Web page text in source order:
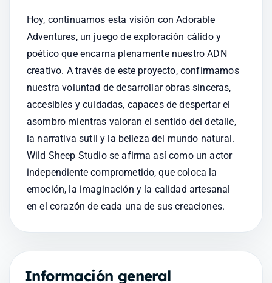
Hoy, continuamos esta visión con Adorable
Adventures, un juego de exploración cálido y
poético que encarna plenamente nuestro ADN
creativo. A través de este proyecto, confirmamos
nuestra voluntad de desarrollar obras sinceras,
accesibles y cuidadas, capaces de despertar el
asombro mientras valoran el sentido del detalle,
la narrativa sutil y la belleza del mundo natural.
Wild Sheep Studio se afirma así como un actor
independiente comprometido, que coloca la
emoción, la imaginación y la calidad artesanal
en el corazón de cada una de sus creaciones.
Información general